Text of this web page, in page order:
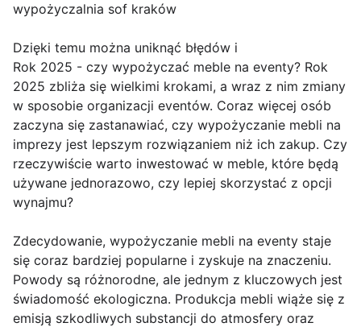
wypożyczalnia sof kraków
Dzięki temu można uniknąć błędów i
Rok 2025 - czy wypożyczać meble na eventy? Rok
2025 zbliża się wielkimi krokami, a wraz z nim zmiany
w sposobie organizacji eventów. Coraz więcej osób
zaczyna się zastanawiać, czy wypożyczanie mebli na
imprezy jest lepszym rozwiązaniem niż ich zakup. Czy
rzeczywiście warto inwestować w meble, które będą
używane jednorazowo, czy lepiej skorzystać z opcji
wynajmu?
Zdecydowanie, wypożyczanie mebli na eventy staje
się coraz bardziej popularne i zyskuje na znaczeniu.
Powody są różnorodne, ale jednym z kluczowych jest
świadomość ekologiczna. Produkcja mebli wiąże się z
emisją szkodliwych substancji do atmosfery oraz